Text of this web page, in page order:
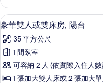
的
詳
情
顯
示
豪
華
雙
8
豪華雙人或雙床房, 陽台
35 平方公尺
1 間臥室
可容納 2 人 (依實際入住人
1 張加大雙人床或 2 張加大